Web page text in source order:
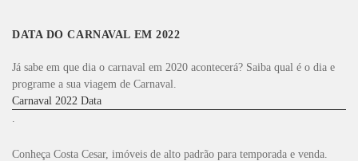
f
:
DATA DO CARNAVAL EM 2022
Já sabe em que dia o carnaval em 2020 acontecerá? Saiba qual é o dia e
programe a sua viagem de Carnaval.
Carnaval 2022 Data
.
Conheça Costa Cesar, imóveis de alto padrão para temporada e venda.